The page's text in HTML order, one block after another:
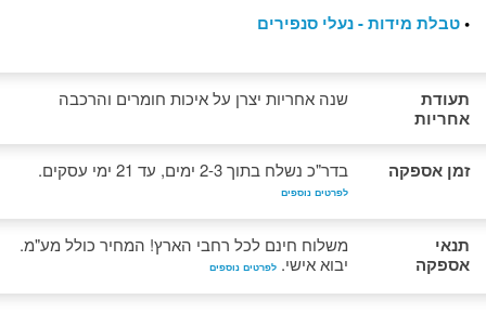
•טבלת מידות - נעלי סנפירים
תעודת
אחריות
שנה אחריות יצרן על איכות חומרים והרכבה
זמן אספקה בדר"כ נשלח בתוך 2-3 ימים, עד 21 ימי עסקים.
לפרטים נוספים
תנאי
אספקה
משלוח חינם לכל רחבי הארץ! המחיר כולל מע"מ.
יבוא אישי. לפרטים נוספים